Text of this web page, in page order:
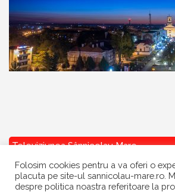
Televiziunea Sânnicolau Mare
Folosim cookies pentru a va oferi o
placuta pe site-ul sannicolau-mare.ro.
despre politica noastra referitoare la